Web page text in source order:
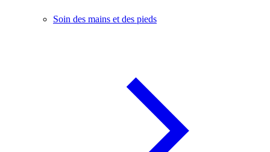
Soin des mains et des pieds